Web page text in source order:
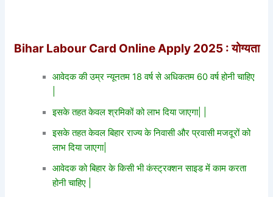
Bihar Labour Card Online Apply 2025 : योग्यता
आवेदक की उम्र न्यूनतम 18 वर्ष से अधिकतम 60 वर्ष होनी चाहिए
इसके तहत केवल श्रमिकों को लाभ दिया जाएगा| |
इसके तहत केवल बिहार राज्य के निवासी और प्रवासी मजदूरों को
लाभ दिया जाएगा|
आवेदक को बिहार के किसी भी कंस्ट्रक्शन साइड में काम करता
होनी चाहिए |